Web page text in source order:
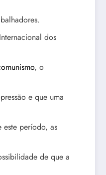
dos
, o
e que uma
este período, as
de que a